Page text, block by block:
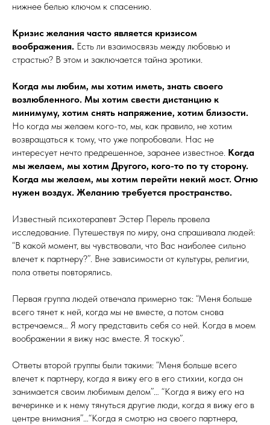
нижнее белью ключом к спасению.
Кризис желания часто является кризисом
воображения. Есть ли взаимосвязь между любовью и
страстью? В этом и заключается тайна эротики.
Когда мы любим, мы хотим иметь, знать своего
возлюбленного. Мы хотим свести дистанцию к
минимуму, хотим снять напряжение, хотим близости.
Но когда мы желаем кого-то, мы, как правило, не хотим
возвращаться к тому, что уже попробовали. Нас не
интересует нечто предрешенное, заранее известное. Когда
мы желаем, мы хотим Другого, кого-то по ту сторону.
Когда мы желаем, мы хотим перейти некий мост. Огню
нужен воздух. Желанию требуется пространство.
Известный психотерапевт Эстер Перель провела
исследование. Путешествуя по миру, она спрашивала людей:
“В какой момент, вы чувствовали, что Вас наиболее сильно
влечет к партнеру?”. Вне зависимости от культуры, религии,
пола ответы повторялись.
Первая группа людей отвечала примерно так: “Меня больше
всего тянет к ней, когда мы не вместе, а потом снова
встречаемся… Я могу представить себя со ней. Когда в моем
воображении я вижу нас вместе. Я тоскую”.
Ответы второй группы были такими: “Меня больше всего
влечет к партнеру, когда я вижу его в его стихии, когда он
занимается своим любимым делом”… “Когда я вижу его на
вечеринке и к нему тянуться другие люди, когда я вижу его в
центре внимания”…“Когда я смотрю на своего партнера,